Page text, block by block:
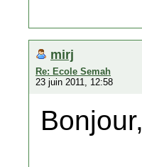
mirj
Re: Ecole Semah
23 juin 2011, 12:58
Bonjour,